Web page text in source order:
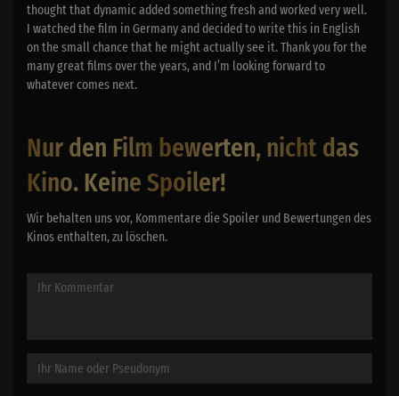
thought that dynamic added something fresh and worked very well.
I watched the film in Germany and decided to write this in English
on the small chance that he might actually see it. Thank you for the
many great films over the years, and I’m looking forward to
whatever comes next.
Nur den Film bewerten, nicht das
Kino. Keine Spoiler!
Wir behalten uns vor, Kommentare die Spoiler und Bewertungen des
Kinos enthalten, zu löschen.